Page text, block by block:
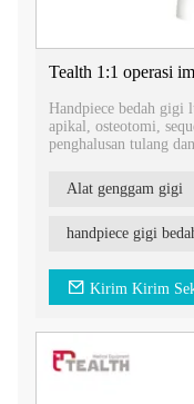
Tealth 1:1 operasi
Handpiece bedah gigi
apikal, osteotomi,
penghalusan tulang
Alat genggam gigi
handpiece gigi
Kirim Kirim